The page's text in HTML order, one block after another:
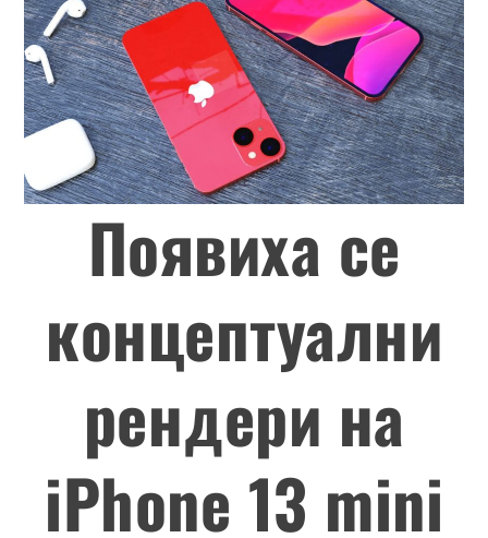
Появиха се
концептуални
рендери на
iPhone 13 mini